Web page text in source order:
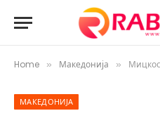
Home » Македонија » Мицкоски:
МАКЕДОНИЈА